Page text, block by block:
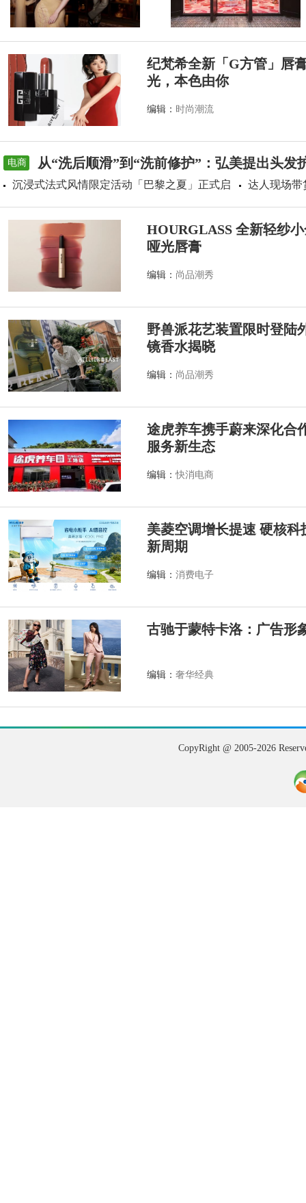
纪梵希全新「G方管」唇
光，本色由你
编辑： 时尚潮流
电商 从“洗后顺滑”到“洗前修护”：弘美提出头发
沉浸式法式风情限定活动「巴黎之夏」正式启 达人现场带
HOURGLASS 全新轻纱
哑光唇膏
编辑： 尚品潮秀
野兽派花艺装置限时登
镜香水揭晓
编辑： 尚品潮秀
途虎养车携手蔚来深化合
服务新生态
编辑：快消电商
美菱空调增长提速 硬核
新周期
编辑： 消费电子
古驰于蒙特卡洛：广告形
编辑： 奢华经典
CopyRight @ 2005-2026